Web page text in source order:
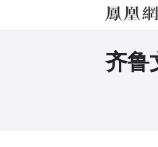
齐鲁